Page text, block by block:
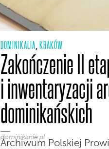
DOMINIKALIA, KRAKÓW
Zakończenie II
i inwentaryzacji
dominikańskich
dominikanie.pl
Archiwum Polskiej